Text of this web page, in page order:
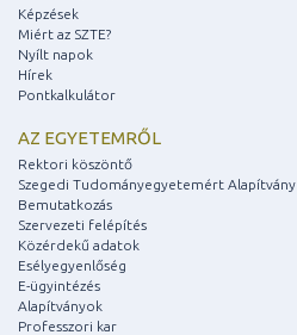
Képzések
Miért az SZTE?
Nyílt napok
Hírek
Pontkalkulátor
AZ EGYETEMRŐL
Rektori köszöntő
Szegedi Tudományegyetemért Alapítvány
Bemutatkozás
Szervezeti felépítés
Közérdekű adatok
Esélyegyenlőség
E-ügyintézés
Alapítványok
Professzori kar